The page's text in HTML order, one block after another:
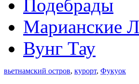
Подебрады
Марианские
Вунг Тау
вьетнамский остров, курорт, Фукуок